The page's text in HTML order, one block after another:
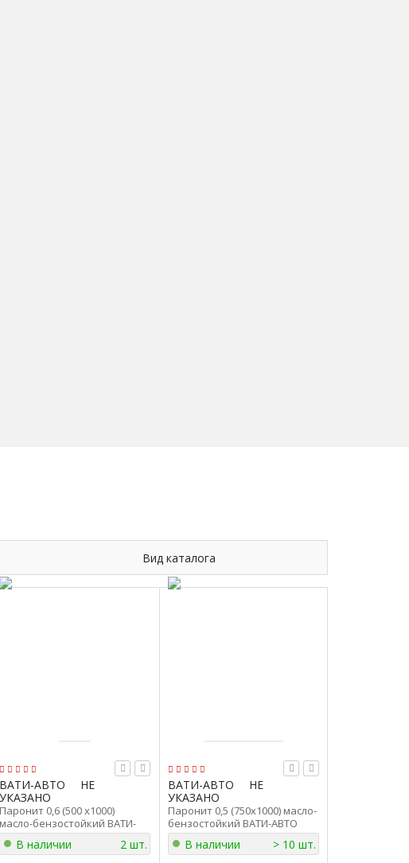
Вид каталога
ВАТИ-АВТО
НЕ
УКАЗАНО
Паронит 0,6 (500 х1000)
масло-бензостойкий ВАТИ-
АВТО ПМБ-0.6 (500 х1000)
В наличии 2 шт.
ВАТИ-АВТО
НЕ
УКАЗАНО
Паронит 0,5 (750х1000) масло-
бензостойкий ВАТИ-АВТО
ПМБ-0,5 (750х1000)
В наличии > 10 шт.